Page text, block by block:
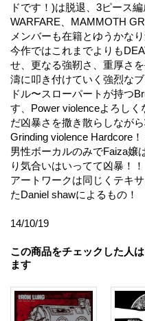
ドです！)は脱退、3ピース
WARFARE、MAMMOTH
メンバーも在籍とゆうかな
今作ではこれまでよりも
せ、更なる強靭さ、重厚さ
濤に叩き付けていく強烈な
ドル〜スローパートが持つ
す、Power violenceよろし
だ凶暴さを撒き散らしなが
Grinding violence Hardcore！
男性ボーカルのみでFaiza嬢
り気合いはいってて凶暴！
アートワークは同じくテキ
たDaniel shawによるもの！
14/10/19
この商品をチェックした人
ます